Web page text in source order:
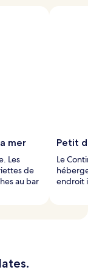
mer
Les
de
au bar
Petit
Le
endroit